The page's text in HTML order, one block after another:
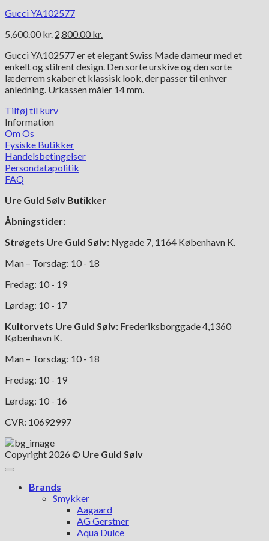
Gucci YA102577
5,600.00kr. Den
pris
var:
5,600.00 kr..
2,800.00 kr.
pris
er:
2,800.00 kr..
Gucci YA102577 er et elegant Swiss Made dameur med et
enkelt og stilrent design. Den sorte urskive og den sorte
læderrem skaber et klassisk look, der passer til enhver
anledning. Urkassen måler 14 mm.
Tilføj til kurv
Information
Om Os
Fysiske Butikker
Handelsbetingelser
Persondatapolitik
FAQ
Ure Guld Sølv Butikker
Åbningstider:
Strøgets Ure Guld Sølv: Nygade 7, 1164 København K.
Man – Torsdag: 10 - 18
Fredag: 10 - 19
Lørdag: 10 - 17
Kultorvets Ure Guld Sølv: Frederiksborggade 4,1360
København K.
Man – Torsdag: 10 - 18
Fredag: 10 - 19
Lørdag: 10 - 16
CVR: 10692997
Copyright 2026 © Ure Guld Sølv
Brands
Smykker
Aagaard
AG Gerstner
Aqua Dulce